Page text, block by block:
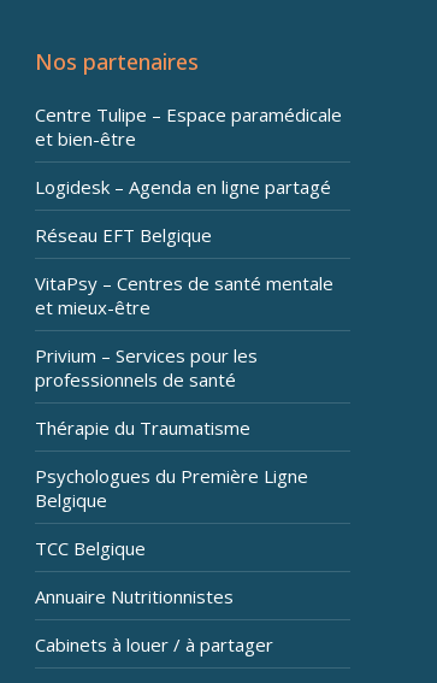
Nos partenaires
Centre Tulipe – Espace paramédicale
et bien-être
Logidesk – Agenda en ligne partagé
Réseau EFT Belgique
VitaPsy – Centres de santé mentale
et mieux-être
Privium – Services pour les
professionnels de santé
Thérapie du Traumatisme
Psychologues du Première Ligne
Belgique
TCC Belgique
Annuaire Nutritionnistes
Cabinets à louer / à partager